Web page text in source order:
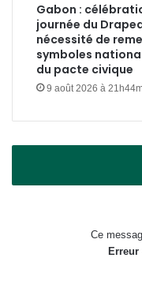
Gabon :
journée du
nécessité de
symboles
du pacte civique
9 août 2026 à
Ce